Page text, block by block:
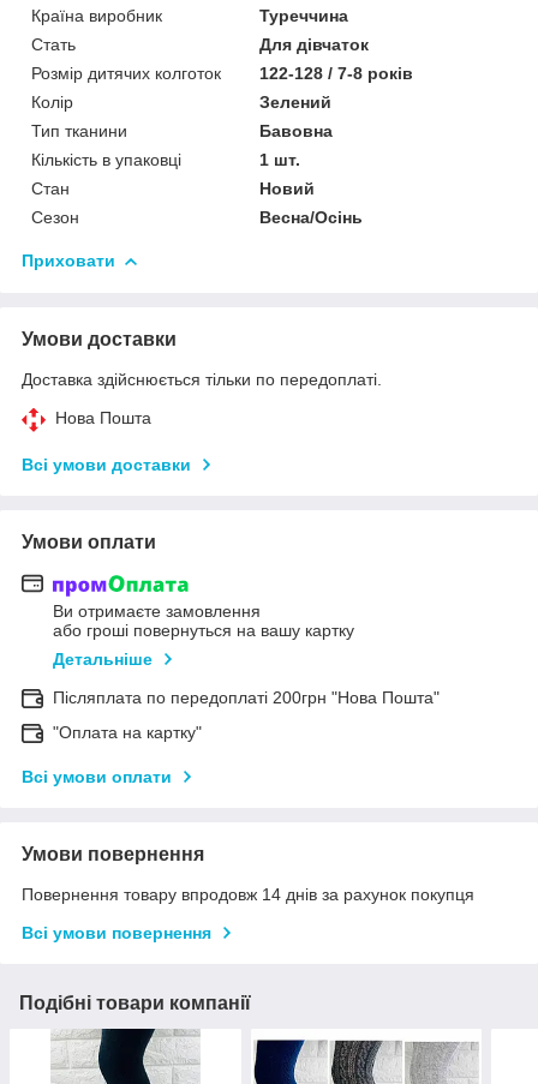
Країна виробник
Туреччина
Стать
Для дівчаток
Розмір дитячих колготок
122-128 / 7-8 років
Колір
Зелений
Тип тканини
Бавовна
Кількість в упаковці
1 шт.
Стан
Новий
Сезон
Весна/Осінь
Приховати
Умови доставки
Доставка здійснюється тільки по передоплаті.
Нова Пошта
Всі умови доставки
Умови оплати
Ви отримаєте замовлення
або гроші повернуться на вашу картку
Детальніше
Післяплата по передоплаті 200грн "Нова Пошта"
"Оплата на картку"
Всі умови оплати
Умови повернення
Повернення товару впродовж 14 днів за рахунок покупця
Всі умови повернення
Подібні товари компанії